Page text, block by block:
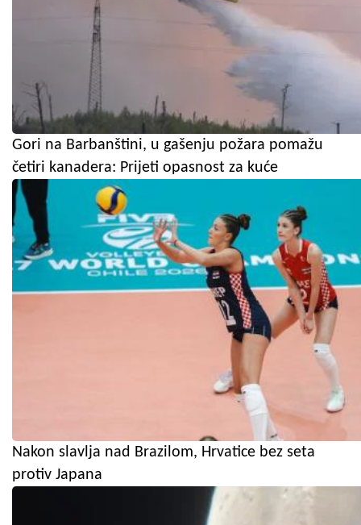
Gori na Barbanštini, u gašenju požara pomažu
četiri kanadera: Prijeti opasnost za kuće
Nakon slavlja nad Brazilom, Hrvatice bez seta
protiv Japana